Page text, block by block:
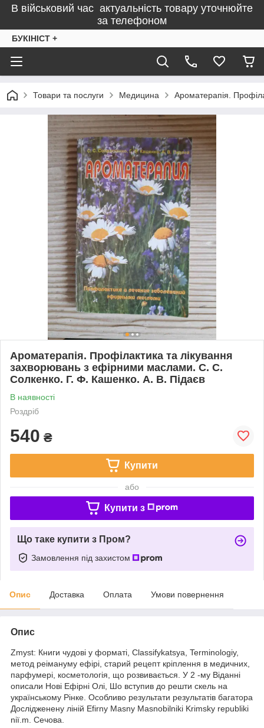
В військовий час актуальність товару уточнюйте
за телефоном
БУКІНІСТ +
Товари та послуги Медицина Ароматерапія.
Ароматерапія. Профілактика та лікування
захворювань з ефірними маслами. С. С.
Солкенко. Г. Ф. Кашенко. А. В. Підаєв
В наявності
Роздріб
540 ₴
Купити
або
Купити з
Що таке купити з Пром?
Замовлення під захистом
Опис Доставка Оплата Умови повернення
Опис
Zmyst: Книги чудові у форматі, Classifykatsya, Terminologiy,
метод реімануму ефірі, старий рецепт кріплення в медичних,
парфумері, косметологія, що розвивається. У 2 -му Віданні
описали Нові Ефірні Олі, Шо вступив до решти скель на
українському Рінке. Особливо результати результатів багатора
Дослідженену ліній Efirny Masny Masnobilniki Krimsky republiki
nії.m. Сечова.